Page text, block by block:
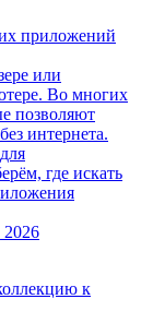
приложений
или
Во многих
позволяют
интернета.
где искать
2026